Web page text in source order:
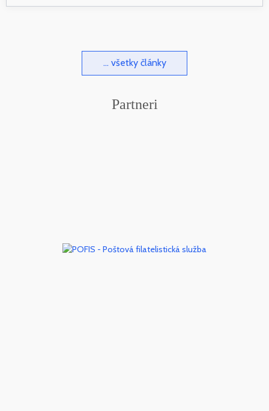
... všetky články
Partneri